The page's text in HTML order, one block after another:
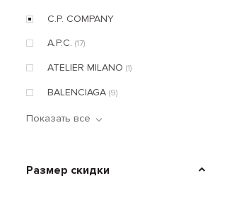
C.P. COMPANY
A.P.C. (17)
ATELIER MILANO (1)
BALENCIAGA (9)
Показать все
Размер скидки